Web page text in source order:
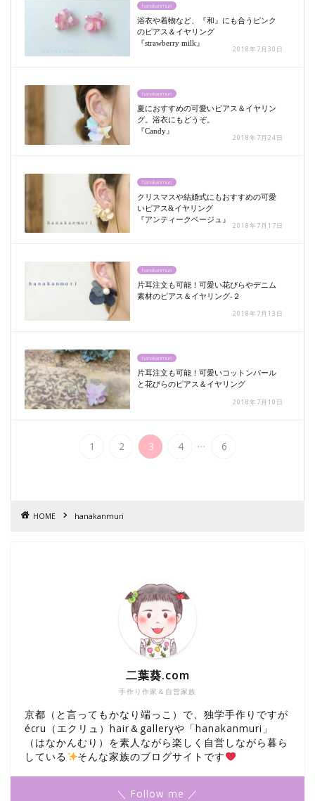
hanakanmuri
浴衣や着物など、『和』にも合うピンク
のピアス＆イヤリング
『strawberry milk』
2018年7月30日
hanakanmuri
夏におすすめの可愛いピアス＆イヤリン
グ。浴衣にもどうぞ。
『Candy』
2018年7月24日
hanakanmuri
クリスマスや結婚式にもおすすめの可愛
いピアス&イヤリング
『アンティークベージュ』
2018年7月17日
hanakanmuri
片耳注文も可能！可愛い花びらやデニム
素材のピアス＆イヤリング-２
2018年7月13日
hanakanmuri
片耳注文も可能！可愛いコットンパール
と花びらのピアス＆イヤリング
2018年7月10日
1 2 3 4 ... 6
HOME hanakanmuri
手作り作家＆自営家族
二葉葵.com
京都（と言ってもかなり端っこ）で、独学手作りですが
écru（エクリュ）hair＆galleryや「hanakanmuri」
（はなかんむり）を素人ながら楽しく自営しながら暮ら
している
そんな家族のブログサイトです
＼ Follow me ／